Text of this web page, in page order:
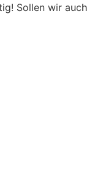
Sollen wir auch